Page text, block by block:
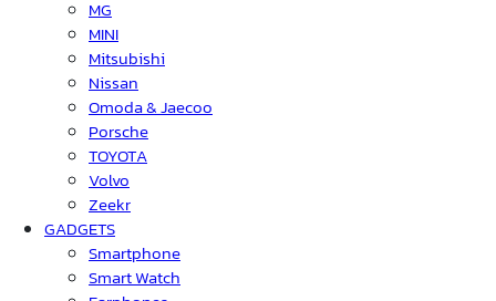
MG
MINI
Mitsubishi
Nissan
Omoda & Jaecoo
Porsche
TOYOTA
Volvo
Zeekr
GADGETS
Smartphone
Smart Watch